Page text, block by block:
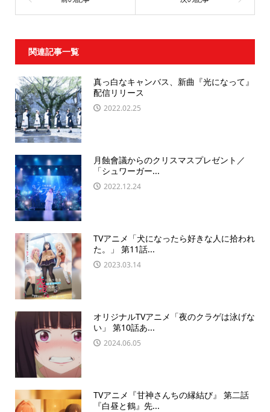
関連記事一覧
真っ白なキャンバス、新曲『光になって』
配信リリース
2022.02.25
月蝕會議からのクリスマスプレゼント／
「シュワーガー...
2022.12.24
TVアニメ「犬になったら好きな人に拾われ
た。」 第11話...
2023.03.14
オリジナルTVアニメ「夜のクラゲは泳げな
い」 第10話あ...
2024.06.05
TVアニメ『甘神さんちの縁結び』 第二話
『白昼と鶴』先...